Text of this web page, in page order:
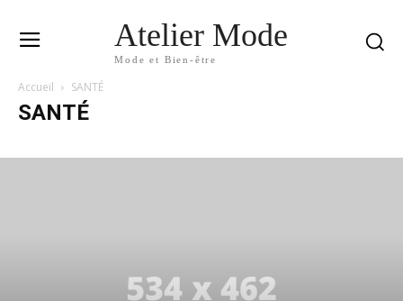
Atelier Mode
Mode et Bien-être
Accueil SANTÉ
SANTÉ